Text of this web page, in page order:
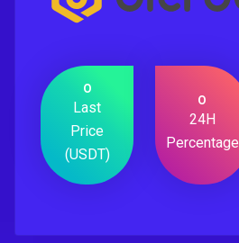
0
Last
Price
(USDT)
0
24H
Percentage